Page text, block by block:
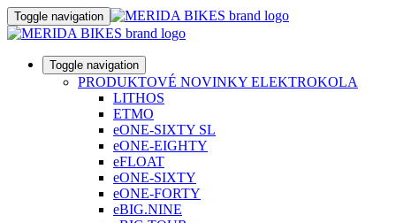
Toggle navigation
Toggle navigation
PRODUKTOVÉ NOVINKY ELEKTROKOLA
LITHOS
ETMO
eONE-SIXTY SL
eONE-EIGHTY
eFLOAT
eONE-SIXTY
eONE-FORTY
eBIG.NINE